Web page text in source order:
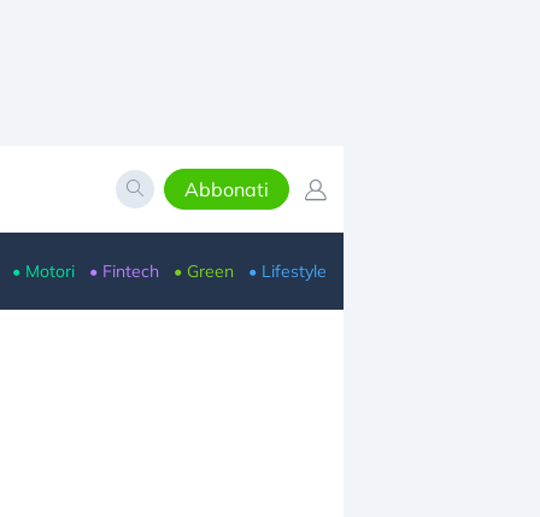
Abbonati
• Motori • Fintech • Green • Lifestyle